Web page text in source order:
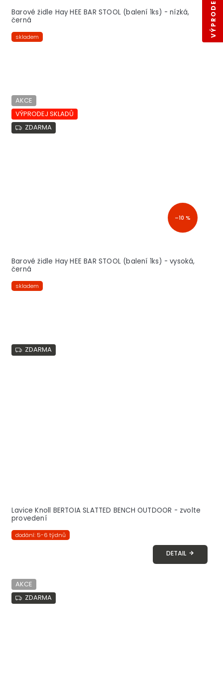
Barové židle Hay HEE BAR STOOL (balení 1ks) - nízká,
černá
skladem
AKCE
VÝPRODEJ SKLADŮ
ZDARMA
–10 %
Barové židle Hay HEE BAR STOOL (balení 1ks) - vysoká,
černá
skladem
ZDARMA
Lavice Knoll BERTOIA SLATTED BENCH OUTDOOR - zvolte
provedení
dodání: 5-6 týdnů
DETAIL
AKCE
ZDARMA